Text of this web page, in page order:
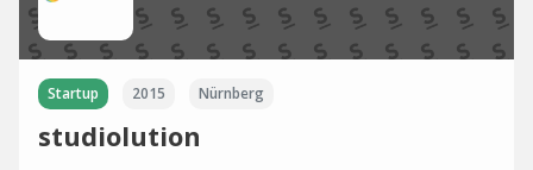
Startup 2015 Nürnberg
studiolution